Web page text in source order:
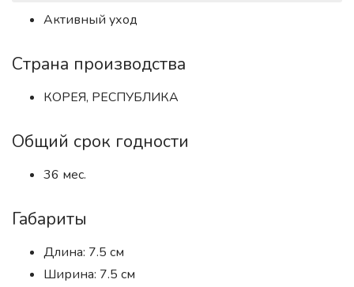
Активный уход
Страна производства
КОРЕЯ, РЕСПУБЛИКА
Общий срок годности
36 мес.
Габариты
Длина: 7.5 см
Ширина: 7.5 см